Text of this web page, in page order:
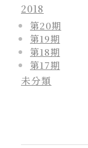
2018
第20期
第19期
第18期
第17期
未分類